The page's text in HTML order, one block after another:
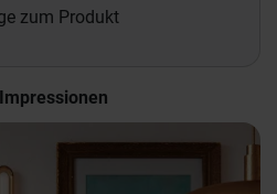
zum Produkt